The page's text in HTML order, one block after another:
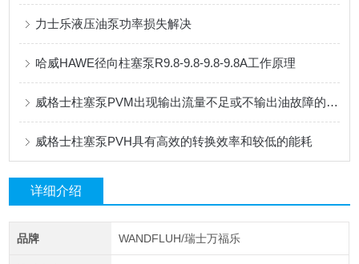
力士乐液压油泵功率损失解决
哈威HAWE径向柱塞泵R9.8-9.8-9.8-9.8A工作原理
威格士柱塞泵PVM出现输出流量不足或不输出油故障的解决方法
威格士柱塞泵PVH具有高效的转换效率和较低的能耗
详细介绍
品牌 WANDFLUH/瑞士万福乐